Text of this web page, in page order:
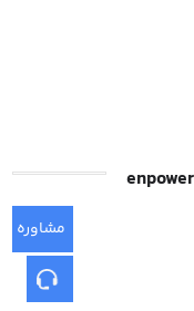
مشاوره